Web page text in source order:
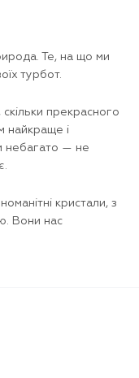
Те, на що ми
турбот.
прекрасного
найкраще і
небагато — не
кристали, з
Вони нас